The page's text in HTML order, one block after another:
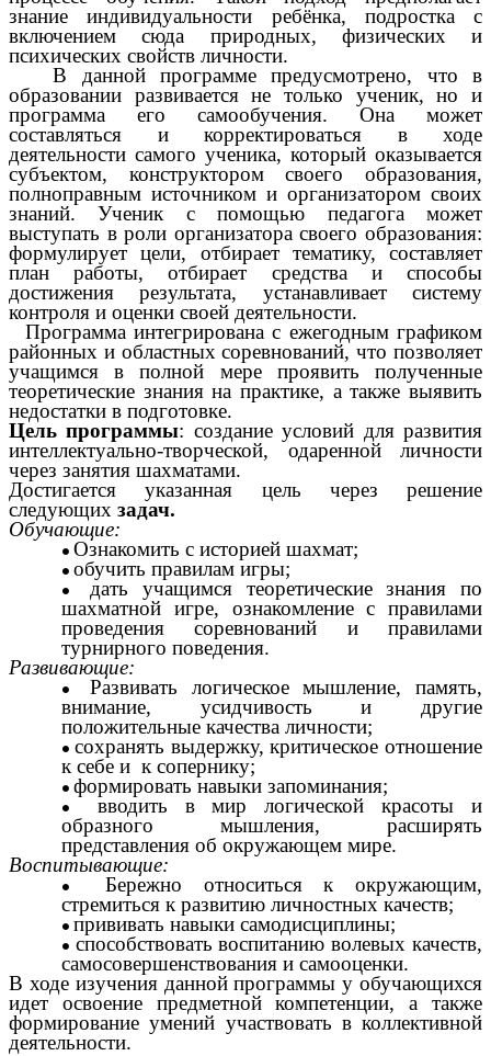
знание индивидуальности ребёнка, подростка с
включением сюда природных, физических и
психических свойств личности.
В данной программе предусмотрено, что в
образовании развивается не только ученик, но и
программа его самообучения. Она может
составляться и корректироваться в ходе
деятельности самого ученика, который оказывается
субъектом, конструктором своего образования,
полноправным источником и организатором своих
знаний. Ученик с помощью педагога может
выступать в роли организатора своего образования:
формулирует цели, отбирает тематику, составляет
план работы, отбирает средства и способы
достижения результата, устанавливает систему
контроля и оценки своей деятельности.
Программа интегрирована с ежегодным графиком
районных и областных соревнований, что позволяет
учащимся в полной мере проявить полученные
теоретические знания на практике, а также выявить
недостатки в подготовке.
Цель программы: создание условий для развития
интеллектуально-творческой, одаренной личности
через занятия шахматами.
Достигается указанная цель через решение
следующих задач.
Обучающие:
Ознакомить с историей шахмат;
обучить правилам игры;
дать учащимся теоретические знания по
шахматной игре, ознакомление с правилами
проведения соревнований и правилами
турнирного поведения.
Развивающие:
Развивать логическое мышление, память,
внимание, усидчивость и другие
положительные качества личности;
сохранять выдержку, критическое отношение
к себе и к сопернику;
формировать навыки запоминания;
вводить в мир логической красоты и
образного мышления, расширять
представления об окружающем мире.
Воспитывающие:
Бережно относиться к окружающим,
стремиться к развитию личностных качеств;
прививать навыки самодисциплины;
способствовать воспитанию волевых качеств,
самосовершенствования и самооценки.
В ходе изучения данной программы у обучающихся
идет освоение предметной компетенции, а также
формирование умений участвовать в коллективной
деятельности.